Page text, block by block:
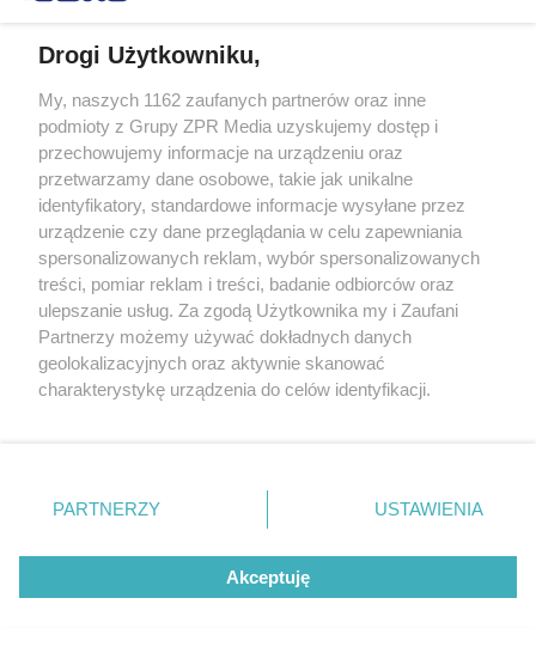
Drogi Użytkowniku,
My, naszych 1162 zaufanych partnerów oraz inne
podmioty z Grupy ZPR Media uzyskujemy dostęp i
przechowujemy informacje na urządzeniu oraz
przetwarzamy dane osobowe, takie jak unikalne
identyfikatory, standardowe informacje wysyłane przez
urządzenie czy dane przeglądania w celu zapewniania
spersonalizowanych reklam, wybór spersonalizowanych
treści, pomiar reklam i treści, badanie odbiorców oraz
ulepszanie usług. Za zgodą Użytkownika my i Zaufani
Partnerzy możemy używać dokładnych danych
geolokalizacyjnych oraz aktywnie skanować
charakterystykę urządzenia do celów identyfikacji.
zmienić/wycofać klikając przycisk ustawień prywatności
znajdujący się w lewym dolnym rogu strony
rodzaje przetwarzania danych nie wymagają zgody
użytkownika, ale masz prawo sprzeciwić się takiemu
przetwarzaniu. Preferencje będą miały zastosowanie tylko
PARTNERZY USTAWIENIA
Akceptuję